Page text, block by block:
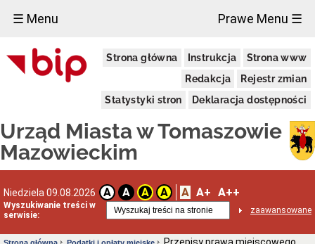
☰ Menu Prawe Menu ☰
Strona główna Instrukcja
Strona www
Redakcja
Rejestr zmian
Statystyki stron
Deklaracja dostępności
Urząd Miasta w Tomaszowie
Mazowieckim
Niedziela 09.08.2026 A A A A A A+ A++
Wyszukiwanie treści w
serwisie:
zaawansowane
Miasto
Pieczęcie
Granice
miasta
Statut
Miasta
Władze
Miasta
Prezydent
zastępcy
×